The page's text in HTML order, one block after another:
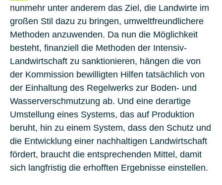
nunmehr unter anderem das Ziel, die Landwirte im
großen Stil dazu zu bringen, umweltfreundlichere
Methoden anzuwenden. Da nun die Möglichkeit
besteht, finanziell die Methoden der Intensiv-
Landwirtschaft zu sanktionieren, hängen die von
der Kommission bewilligten Hilfen tatsächlich von
der Einhaltung des Regelwerks zur Boden- und
Wasserverschmutzung ab. Und eine derartige
Umstellung eines Systems, das auf Produktion
beruht, hin zu einem System, dass den Schutz und
die Entwicklung einer nachhaltigen Landwirtschaft
fördert, braucht die entsprechenden Mittel, damit
sich langfristig die erhofften Ergebnisse einstellen.